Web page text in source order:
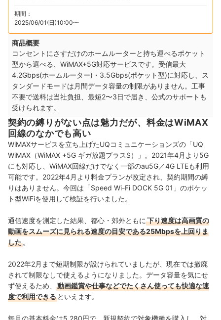
期間：
2025/06/01(日)10:00〜
商品概要
コンセントにさすだけのホームルーターと持ち運べるポケット
型から選べる、WiMAX+5G対応サービスです。受信最大
4.2Gbps(ホームルーター)・3.5Gbps(ポケット型)に対応し、ス
タンダードモードは月間データ容量の制限がありません。工事
不要で送料は当社負担、最短2〜3日で届き、公式のサポートも
受けられます。
契約の縛りがない点は魅力だが、料金はWiMAX
回線のなかでも高い
WiMAXサービスを立ち上げたUQコミュニケーションズの「UQ
WiMAX（WiMAX +5G ギガ放題プラスS）」。2021年4月より5G
にも対応し、WiMAX回線だけでなく一部のau5G／4G LTEも利用
可能です。2022年4月より料金プランが改定され、契約期間の縛
りはありません。今回は「Speed Wi-Fi DOCK 5G 01」のポケッ
ト型WiFiを使用して検証を行いました。
通信速度を測定した結果、都心・郊外ともに下り速度は高画質の
動画をスムーズに見られる速度の目安である25Mbpsを上回りま
した。
2022年2月まで短期制限が設けられていましたが、現在では撤廃
されて制限なしで使えるようになりました。データ容量を気にせ
ず使えるため、
動画鑑賞や仕事などでたくさん使っても快適な速
度で利用できる といえます。